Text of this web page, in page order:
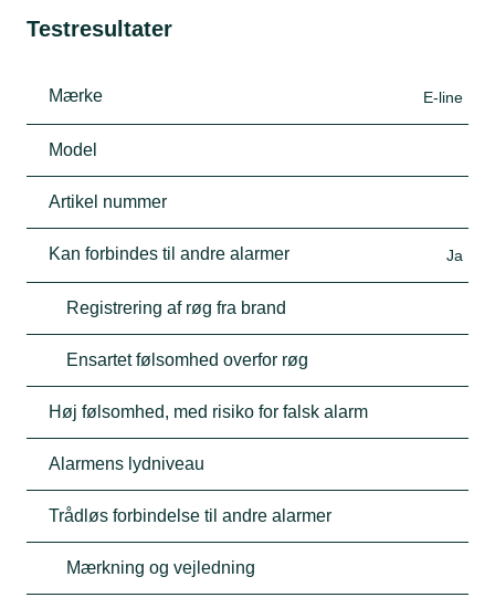
Testresultater
Mærke E-line
Model
Artikel nummer
Kan forbindes til andre alarmer Ja
Registrering af røg fra brand
Ensartet følsomhed overfor røg
Høj følsomhed, med risiko for falsk alarm
Alarmens lydniveau
Trådløs forbindelse til andre alarmer
Mærkning og vejledning